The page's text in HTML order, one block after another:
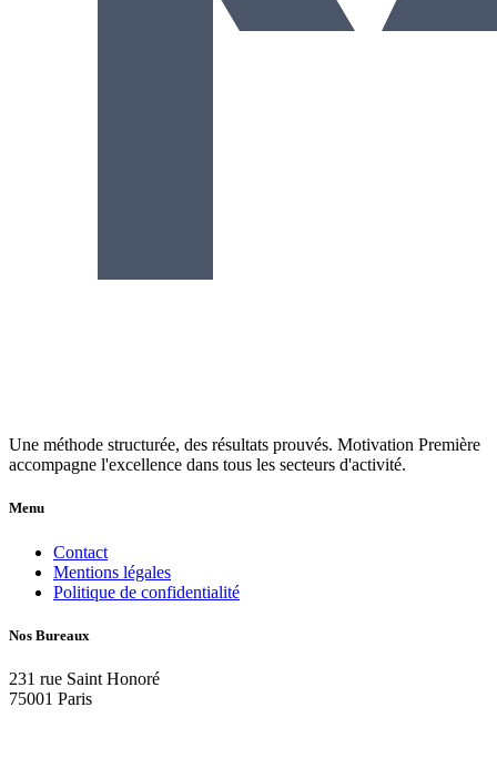
Une méthode structurée, des résultats prouvés. Motivation Première
accompagne l'excellence dans tous les secteurs d'activité.
Menu
Contact
Mentions légales
Politique de confidentialité
Nos Bureaux
231 rue Saint Honoré
75001 Paris